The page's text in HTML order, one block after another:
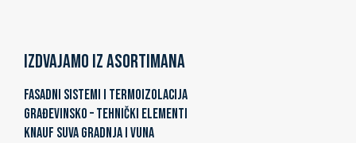
Izdvajamo iz asortimana
FASADNI SISTEMI I TERMOIZOLACIJA
GRAĐEVINSKO – TEHNIČKI ELEMENTI
KNAUF SUVA GRADNJA I VUNA